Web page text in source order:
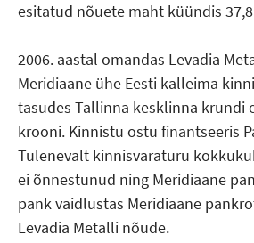
esitatud nõuete maht küündis
2006. aastal omandas Levadia
Meridiaane ühe Eesti kalleima
tasudes Tallinna kesklinna krundi
krooni. Kinnistu ostu finantseeris
Tulenevalt kinnisvaraturu
ei õnnestunud ning Meridiaane
pank vaidlustas Meridiaane
Levadia Metalli nõude.